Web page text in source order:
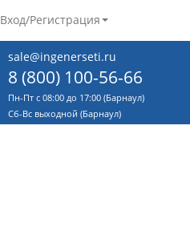
Вход/Регистрация
sale@ingenerseti.ru
8 (800) 100-56-66
Пн-Пт с 08:00 до 17:00 (Барнаул)
Cб-Вс выходной (Барнаул)